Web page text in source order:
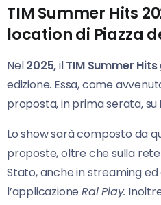
TIM Summer Hits
location di Piazza
Nel2025,ilTIM Summer Hits
edizione. Essa, come
proposta, in prima serata, su
Lo show sarà composto da
proposte, oltre che sulla
Stato, anche in streaming
l’applicazioneRai Play.